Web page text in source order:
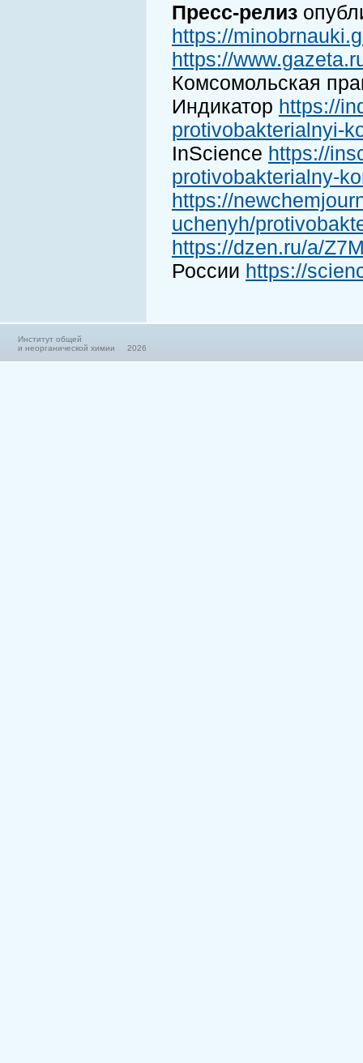
Пресс-релиз
https://
https://
Комсомольская
Индикатор https://
protivobakterialnyi-
InScience https://
protivobakterialny-
https://
uchenyh/
https://dzen.ru/a/
России https://
Институт общей
и неорганической химии 2026